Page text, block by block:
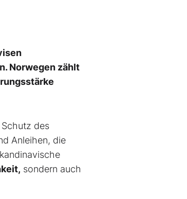
Norwegen zählt
des
Anleihen, die
sondern auch